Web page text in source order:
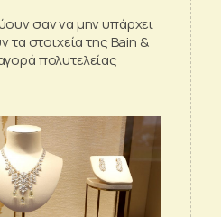
σαν να μην υπάρχει
τα στοιχεία της Bain &
πολυτελείας